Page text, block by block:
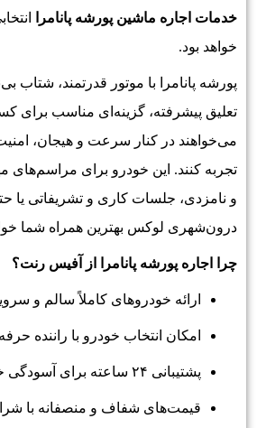
خدمات اجاره ماشین پورشه پانامرا
خواهد بود.
پورشه پانامرا با موتور قدرتمند، شتاب
تعلیق پیشرفته، گزینه‌ای مناسب برای
می‌خواهند در کنار سرعت و هیجان،
تجربه کنند. این خودرو برای مراسم‌های
و نامزدی، جلسات کاری و تشریفاتی یا
درون‌شهری لوکس بهترین همراه شما
چرا اجاره پورشه پانامرا از آفیس رنت؟
ارائه خودروهای کاملاً سالم و
امکان انتخاب خودرو با راننده
پشتیبانی ۲۴ ساعته برای آسودگی خاطر مشتریان
قیمت‌های شفاف و منصفانه با